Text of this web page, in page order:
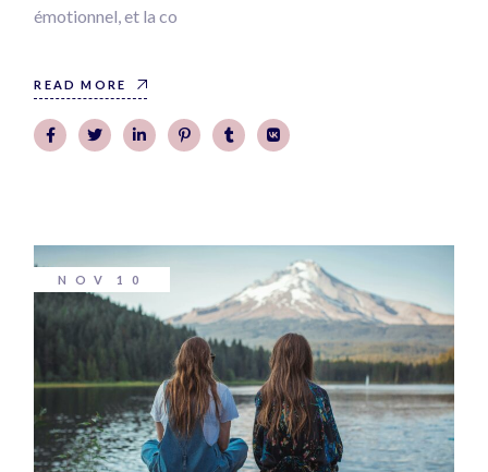
émotionnel, et la co
READ MORE
NOV 10